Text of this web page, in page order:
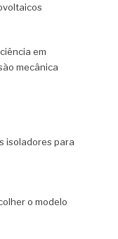
em
mecânica
isoladores para
o modelo